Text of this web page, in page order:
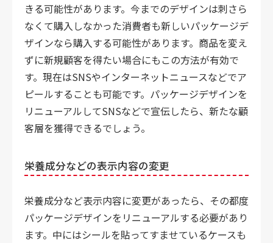
きる可能性があります。今までのデザインは刺さら
なくて購入しなかった消費者も新しいパッケージデ
ザインなら購入する可能性があります。商品を変え
ずに新規顧客を得たい場合にもこの方法が有効で
す。現在はSNSやインターネットニュースなどでア
ピールすることも可能です。パッケージデザインを
リニューアルしてSNSなどで宣伝したら、新たな顧
客層を獲得できるでしょう。
栄養成分などの表示内容の変更
栄養成分など表示内容に変更があったら、その都度
パッケージデザインをリニューアルする必要があり
ます。中にはシールを貼ってすませているケースも